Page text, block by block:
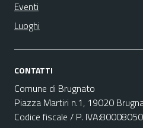
Eventi
Luoghi
CONTATTI
Comune di Brugnato
Piazza Martiri n.1, 19020
Codice fiscale / P.